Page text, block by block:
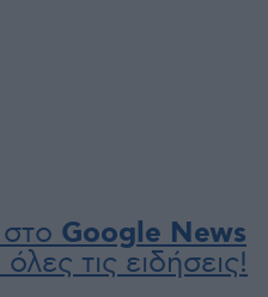
Google News
τις ειδήσεις!